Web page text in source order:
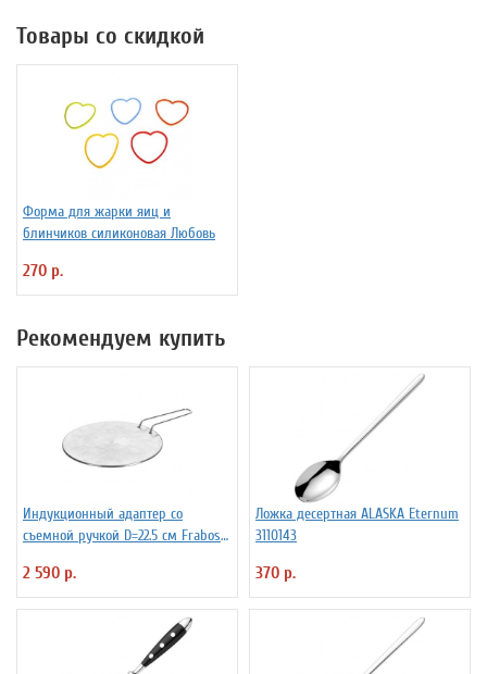
Товары со скидкой
Форма для жарки яиц и
блинчиков силиконовая Любовь
270 р.
Рекомендуем купить
Индукционный адаптер со
съемной ручкой D=22.5 см Frabosk
2 590 р.
Ложка десертная ALASKA Eternum
3110143
370 р.